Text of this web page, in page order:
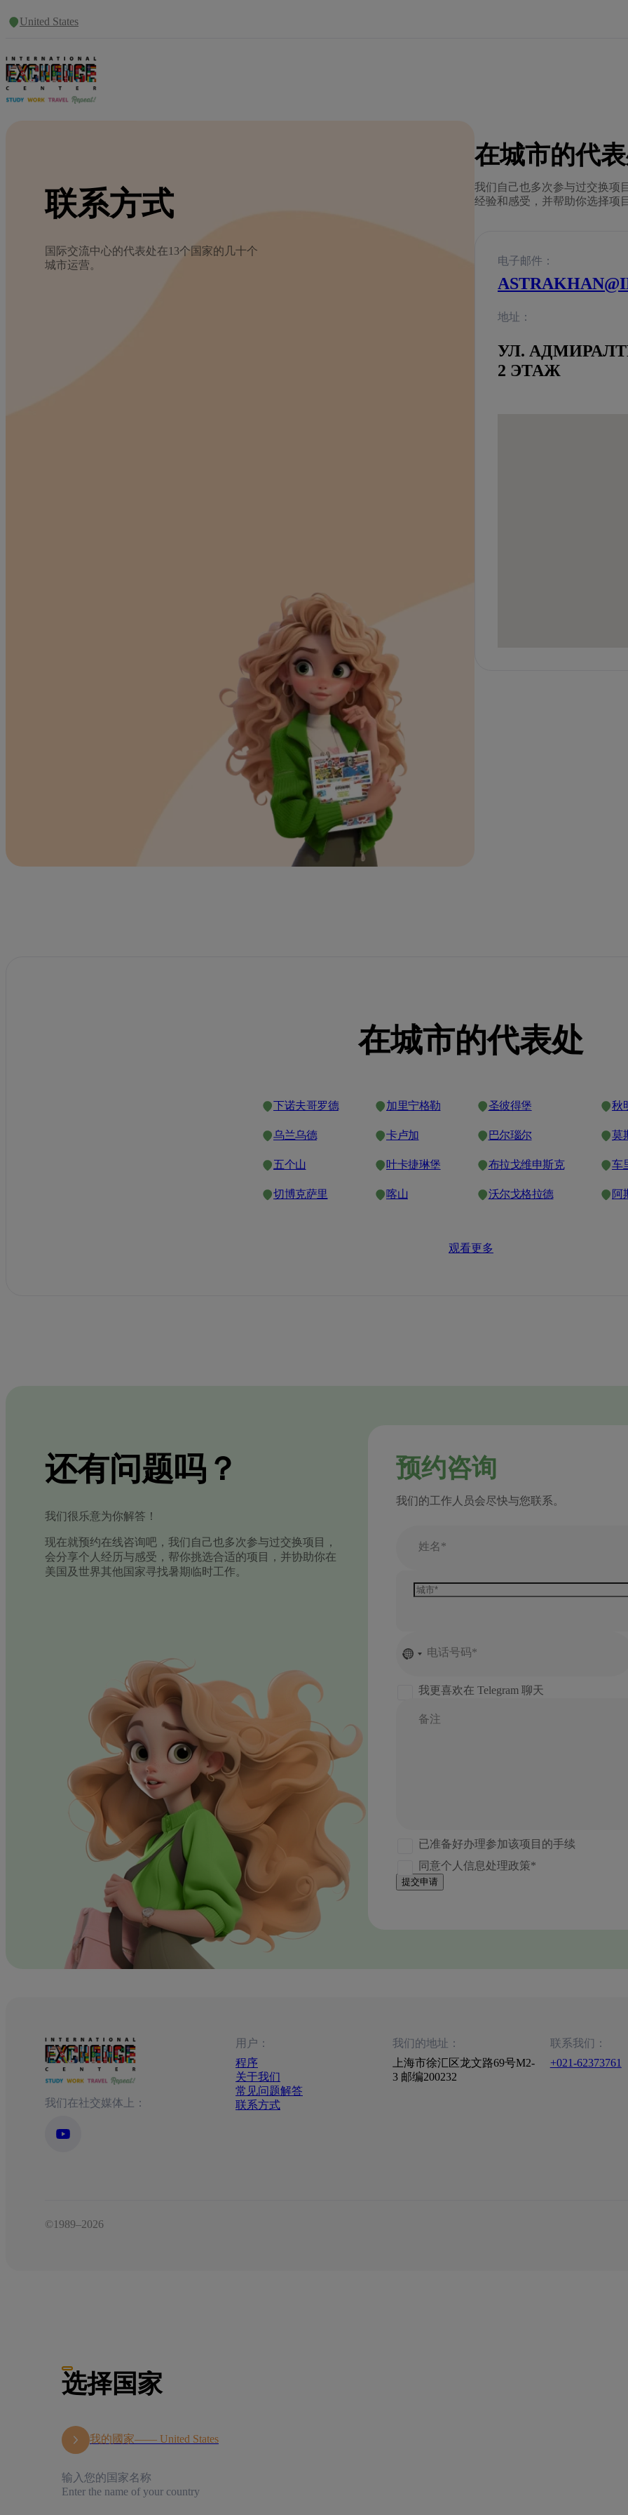
United States
联系方式
国际交流中心的代表处在13个国家的几十个
城市运营。
在城市的代
我们自己也多次参与过交换项
经验和感受，并帮助你选择项
电子邮件：
地址：
УЛ.
2 ЭТАЖ
在城市的代表处
下诺夫哥罗德
乌兰乌德
五个山
切博克萨里
加里宁格勒
卡卢加
叶卡捷琳堡
喀山
圣彼得堡
巴尔瑙尔
布拉戈维申斯克
沃尔戈格拉德
秋
莫
车
阿
观看更多
还有问题吗？
我们很乐意为你解答！
现在就预约在线咨询吧，我们自己也多次参与过交换项目，
会分享个人经历与感受，帮你挑选合适的项目，并协助你在
美国及世界其他国家寻找暑期临时工作。
预约咨询
我们的工作人员会尽快与您联系。
姓名*
No 电话号码*
我更喜欢在 Telegram 聊天
备注
已准备好办理参加该项目的手续
同意个人信息处理政策*
提交申请
我们在社交媒体上：
用户：
程序
关于我们
常见问题解答
联系方式
我们的地址：
上海市徐汇区龙文路69号M2-
3 邮编200232
联系我们：
+021-62373761
©1989–2026
选择国家
我的國家—— United States
输入您的国家名称
Enter the name of your country